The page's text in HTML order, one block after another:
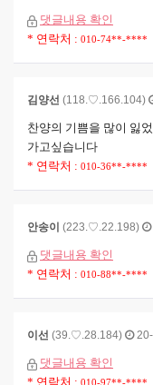
댓글내용 확인
* 연락처 : 010-74**-****
김양선 (118.♡.166.104)
찬양의 기쁨을 많이 잃
가고싶습니다
* 연락처 : 010-36**-****
안송이 (223.♡.22.198)
댓글내용 확인
* 연락처 : 010-88**-****
이선 (39.♡.28.184)
댓글내용 확인
* 연락처 :